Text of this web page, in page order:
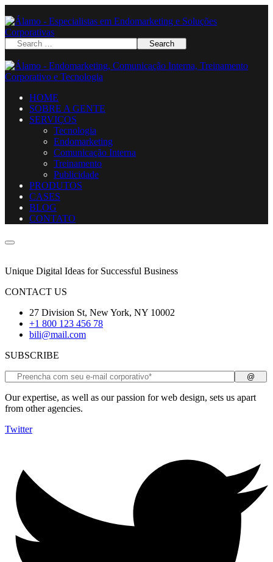
HOME
SOBRE A GENTE
SERVIÇOS
Tecnologia
Endomarketing
Comunicação Interna
Treinamento
Publicidade
PRODUTOS
CASES
BLOG
CONTATO
Unique Digital Ideas for Successful Business
CONTACT US
27 Division St, New York, NY 10002
+1 800 123 456 78
bili@mail.com
SUBSCRIBE
Our expertise, as well as our passion for web design, sets us apart
from other agencies.
Twitter